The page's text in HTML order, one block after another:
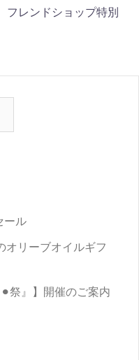
フレンドショップ特別
ール
オリーブオイルギフ
祭』】開催のご案内